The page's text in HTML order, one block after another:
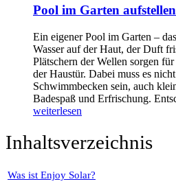
Pool im Garten
Ein eigener Pool im Garten –
Wasser auf der Haut, der Duft
Plätschern der Wellen sorgen
der Haustür. Dabei muss es
Schwimmbecken sein, auch
Badespaß und Erfrischung.
weiterlesen
Inhaltsverzeichnis
Was ist Enjoy Solar?